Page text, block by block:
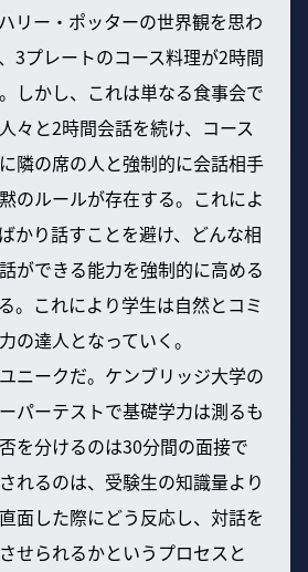
リー・ポッターの世界観を思わ
3プレートのコース料理が2時間
しかし、これは単なる食事会で
々と2時間会話を続け、コース
隣の席の人と強制的に会話相手
のルールが存在する。これによ
かり話すことを避け、どんな相
ができる能力を強制的に高める
。これにより学生は自然とコミ
の達人となっていく。
ニークだ。ケンブリッジ大学の
パーテストで基礎学力は測るも
を分けるのは30分間の面接で
れるのは、受験生の知識量より
面した際にどう反応し、対話を
せられるかというプロセスと